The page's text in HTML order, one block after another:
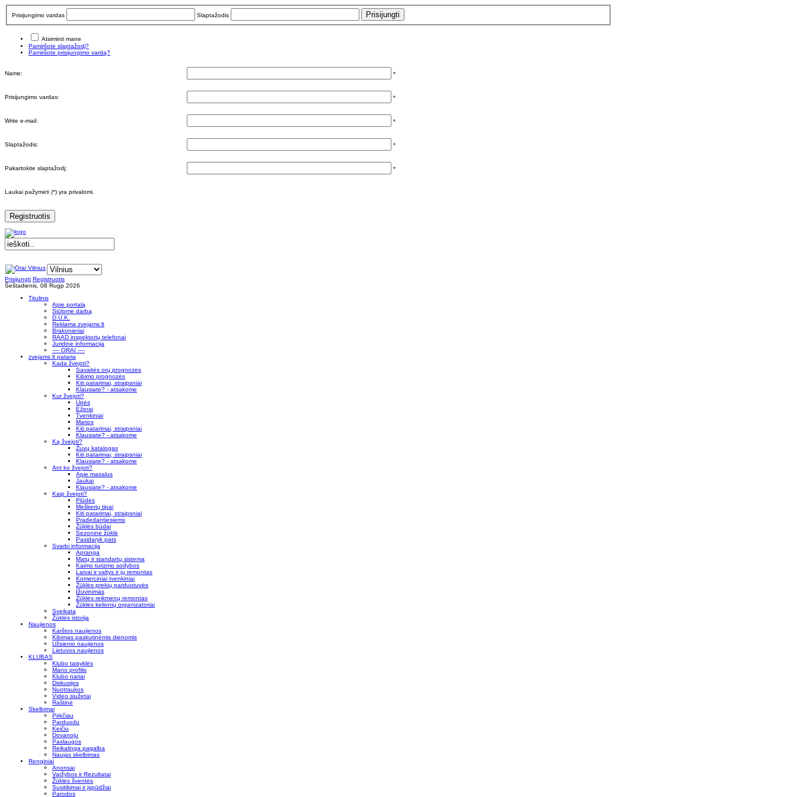
Prisijungimo vardas Slaptažodis
Atsiminti mane
Pamiršote slaptažodį?
Pamiršote prisijungimo vardą?
Name: *
Prisijungimo vardas: *
Write e-mail: *
Slaptažodis: *
Pakartokite slaptažodį: *
Laukai pažymėti (*) yra privalomi.
Registruotis
Prisijungti Registruotis
Šeštadienis, 08 Rugp 2026
Titulinis
Apie portalą
Siūlome darbą
D.U.K.
Reklama zvejams.lt
Brakonieriai
RAAD inspektorių telefonai
Juridinė informacija
---- ORAI ----
zvejams.lt pataria
Kada žvejoti?
Savaitės orų prognozės
Kibimo prognozės
Kiti patarimai, straipsniai
Klausiate? - atsakome
Kur žvejoti?
Upės
Ežerai
Tvenkiniai
Marios
Kiti patarimai, straipsniai
Klausiate? - atsakome
Ką žvejoti?
Žuvų katalogas
Kiti patarimai, straipsniai
Klausiate? - atsakome
Ant ko žvejoti?
Apie masalus
Jaukai
Klausiate? - atsakome
Kaip žvejoti?
Plūdės
Meškerių tipai
Kiti patarimai, straipsniai
Pradedantiesiems
Žūklės būdai
Sezoninė žūklė
Pasidaryk pats
Svarbi informacija
Apranga
Matų ir standartų sistema
Kaimo turizmo sodybos
Laivai ir valtys ir jų remontas
Komerciniai tvenkiniai
Žūklės prekių parduotuvės
Įžuvinimas
Žūklės reikmenų remontas
Žūklės kelionių organizatoriai
Sveikata
Žūklės istorija
Naujienos
Karštos naujienos
Kibimas paskutinėmis dienomis
Užsienio naujienos
Lietuvos naujienos
KLUBAS
Klubo taisyklės
Mano profilis
Klubo nariai
Diskusijos
Nuotraukos
Video siužetai
Raštinė
Skelbimai
Pirkčiau
Parduodu
Keičiu
Dovanoju
Paslaugos
Reikalinga pagalba
Naujas skelbimas
Renginiai
Anonsai
Varžybos ir Rezultatai
Žūklės šventės
Susitikimai ir įspūdžiai
Parodos